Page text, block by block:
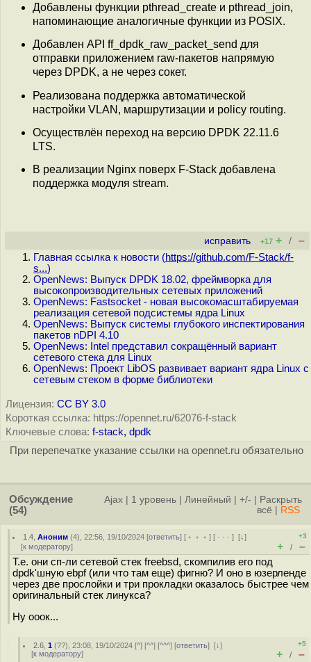
Добавлены функции pthread_create и pthread_join,
напоминающие аналогичные функции из POSIX.
Добавлен API ff_dpdk_raw_packet_send для
отправки приложением raw-пакетов напрямую
через DPDK, а не через сокет.
Реализована поддержка автоматической
настройки VLAN, маршрутизации и policy routing.
Осуществлён переход на версию DPDK 22.11.6
LTS.
В реализации Nginx поверх F-Stack добавлена
поддержка модуля stream.
исправить +17 + / –
Главная ссылка к новости (https://github.com/F-Stack/f-
s...)
OpenNews: Выпуск DPDK 18.02, фреймворка для
высокопроизводительных сетевых приложений
OpenNews: Fastsocket - новая высокомасштабируемая
реализация сетевой подсистемы ядра Linux
OpenNews: Выпуск системы глубокого инспектирования
пакетов nDPI 4.10
OpenNews: Intel представил сокращённый вариант
сетевого стека для Linux
OpenNews: Проект LibOS развивает вариант ядра Linux с
сетевым стеком в форме библиотеки
Лицензия: CC BY 3.0
Короткая ссылка: https://opennet.ru/62076-f-stack
Ключевые слова: f-stack, dpdk
При перепечатке указание ссылки на opennet.ru обязательно
Обсуждение
(54)
Ajax 1 уровень Линейный +/-
Раскрыть
всё
RSS
1.4 ,Аноним (4), 22:56, 19/10/2024 [ответить] [ ﹢﹢﹢] [ · · ·][↓]
[к модератору]
+3
+ / –
Т.е. они сп-ли сетевой стек freebsd, скомпилив его под
dpdk'шную ebpf (или что там еще) фигню? И оно в юзерленде
через две прослойки и три прокладки оказалось быстрее чем
оригинальный стек линукса?
Ну ооок...
2.6 ,1 (??), 23:08, 19/10/2024 [^] [^^] [^^^] [ответить][↓]
[к модератору]
+5
+ / –